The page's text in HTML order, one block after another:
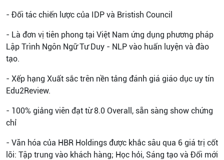
- Đối tác chiến lược của IDP và Bristish Council
- Là đơn vị tiên phong tại Việt Nam ứng dụng phương pháp
Lập Trình Ngôn Ngữ Tư Duy - NLP vào huấn luyện và đào
tạo.
- Xếp hạng Xuất sắc trên nền tảng đánh giá giáo dục uy tín
Edu2Review.
- 100% giảng viên đạt từ 8.0 Overall, sẵn sàng show chứng
chỉ
- Văn hóa của HBR Holdings được khắc sâu qua 6 giá trị cốt
lõi: Tập trung vào khách hàng; Học hỏi, Sáng tạo và Đổi mới